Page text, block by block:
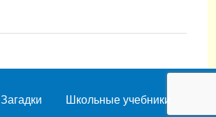
Загадки Школьные учебники